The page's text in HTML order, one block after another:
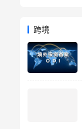
跨境